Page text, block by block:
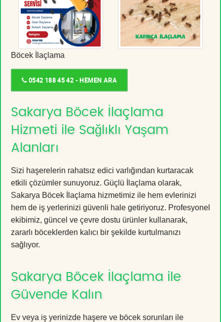
Böcek İlaçlama
0542 188 45 42 - HEMEN ARA
Sakarya Böcek İlaçlama
Hizmeti ile Sağlıklı Yaşam
Alanları
Sizi haşerelerin rahatsız edici varlığından kurtaracak
etkili çözümler sunuyoruz. Güçlü İlaçlama olarak,
Sakarya Böcek İlaçlama hizmetimiz ile hem evlerinizi
hem de iş yerlerinizi güvenli hale getiriyoruz. Profesyonel
ekibimiz, güncel ve çevre dostu ürünler kullanarak,
zararlı böceklerden kalıcı bir şekilde kurtulmanızı
sağlıyor.
Sakarya Böcek İlaçlama ile
Güvende Kalın
Ev veya iş yerinizde haşere ve böcek sorunları ile